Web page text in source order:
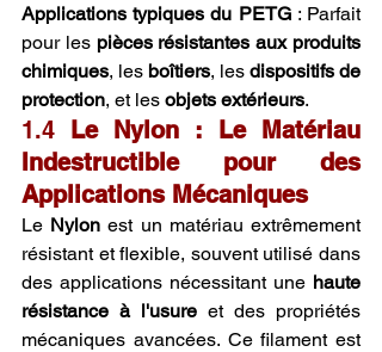
Applications typiques du PETG : Parfait
pour les pièces résistantes aux produits
chimiques, les boîtiers, les dispositifs de
protection, et les objets extérieurs.
1.4 Le Nylon : Le Matériau
Indestructible pour des
Applications Mécaniques
Le Nylon est un matériau extrêmement
résistant et flexible, souvent utilisé dans
des applications nécessitant une haute
résistance à l'usure et des propriétés
mécaniques avancées. Ce filament est